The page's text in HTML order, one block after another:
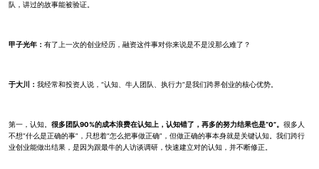
队，讲过的故事能被验证。
甲子光年： 有了上一次的创业经历，融资这件事对你来说是不是没那么难了？
于大川： 我经常和投资人说，“认知、牛人团队、执行力”是我们跨界创业的核心优势。
第一，认知。 很多团队90%的成本浪费在认知上，认知错了，再多的努力结果也是“0”。 很多人
不想“什么是正确的事”，只想着“怎么把事做正确”，但做正确的事本身就是关键认知。我们跨行
业创业能做出结果，是因为跟最牛的人访谈调研，快速建立对的认知，并不断修正。